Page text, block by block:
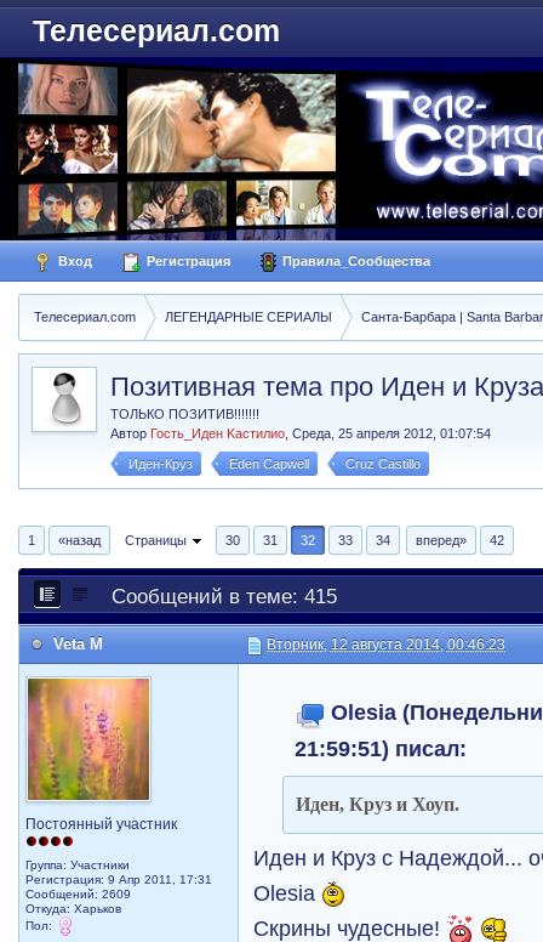
Телесериал.com
Вход Регистрация Правила_Сообщества
Телесериал.com ЛЕГЕНДАРНЫЕ СЕРИАЛЫ Санта-Барбара | Santa
Позитивная тема про Иден и
ТОЛЬКО ПОЗИТИВ!!!!!!!
Автор Гость_Иден Kacтилио ,Среда, 25 апреля 2012, 01:07:54
Иден-Круз Eden Capwell Cruz Castillo
1 «назад Страницы 30 31 32 33 34 вперед» 42
Сообщений в теме: 415
Veta M Вторник, 12 августа 2014, 00:46:23
Постоянный участник
Группа: Участники
Регистрация: 9 Апр 2011, 17:31
Сообщений: 2609
Откуда: Харьков
Пол:
Olesia
21:59:51) писал:
Иден, Круз и Хоуп.
Иден и Круз с Надеждой...
Olesia
Скрины чудесные!